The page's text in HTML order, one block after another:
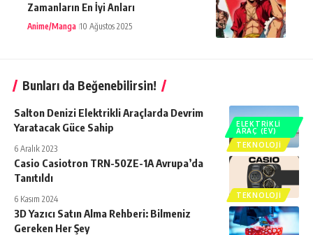
Zamanların En İyi Anları
Anime/Manga 10 Ağustos 2025
Bunları da Beğenebilirsin!
ELEKTRIKLI
ARAÇ (EV)
TEKNOLOJI
Salton Denizi Elektrikli Araçlarda Devrim
Yaratacak Güce Sahip
6 Aralık 2023
TEKNOLOJI
Casio Casiotron TRN-50ZE-1A Avrupa’da
Tanıtıldı
6 Kasım 2024
3D Yazıcı Satın Alma Rehberi: Bilmeniz
Gereken Her Şey